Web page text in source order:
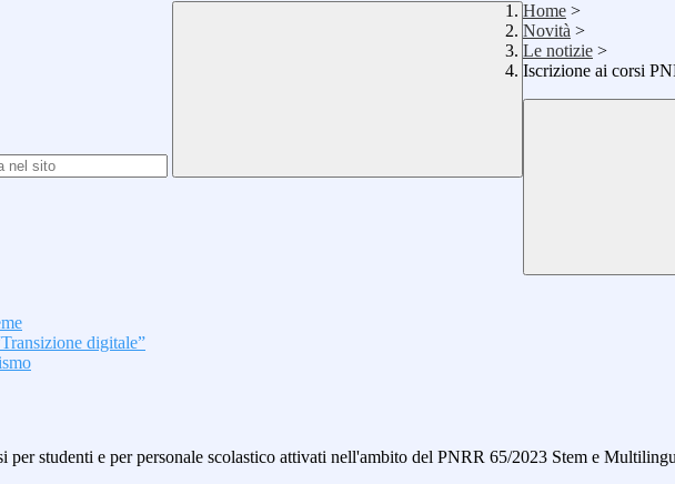
Home >
Novità >
Le notizie >
Iscrizione ai corsi
digitale”
per studenti e per personale scolastico attivati nell'ambito del PNRR 65/2023 Stem e